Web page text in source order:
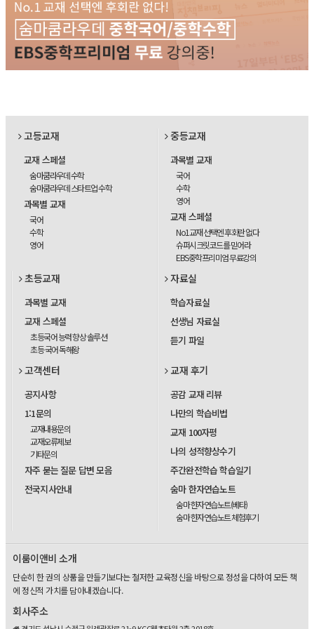
고등교재
교재 스페셜
숨마쿰라우데 수학
숨마쿰라우데 스타트업 수학
과목별 교재
국어
수학
영어
중등교재
과목별 교재
국어
수학
영어
교재 스페셜
No1교재 선택엔 후회란 없다
슈퍼시크릿코드를 믿어라
EBS중학프리미엄 무료강의
초등교재
과목별 교재
교재 스페셜
초등국어 능력 향상 솔루션
초등 국어 독해왕
자료실
학습자료실
선생님 자료실
듣기 파일
고객센터
공지사항
1:1문의
교재내용문의
교재오류제보
기타문의
자주 묻는 질문 답변 모음
전국지사안내
교재 후기
공감 교재 리뷰
나만의 학습비법
교재 100자평
나의 성적향상수기
주간완전학습 학습일기
숨마 한자연습노트
숨마 한자연습노트(베타)
숨마 한자연습노트 체험후기
이룸이앤비 소개
단순히 한 권의 상품을 만들기보다는 철저한 교육정신을 바탕으로 정성을 다하여 모든 책
에 정신적 가치를 담아내겠습니다.
회사주소